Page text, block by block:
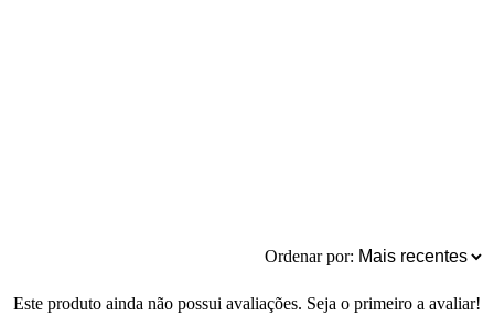
Ordenar por:
Este produto ainda não possui avaliações. Seja o primeiro a avaliar!